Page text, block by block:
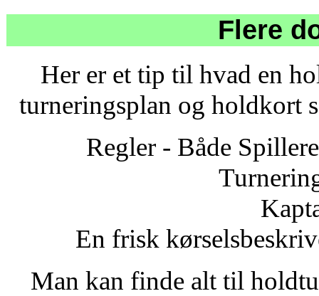
Flere
Her er et tip til hvad en
turneringsplan og holdkort
Regler - Både
En frisk
Man kan finde alt til